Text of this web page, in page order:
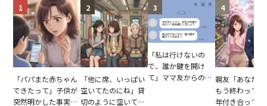
1
「パパまた赤ちゃん
できたって」子供が
突然明かした事実。
2
「他に席、いっぱい
空いてたのにね」貸
切のように空いてる
3
「私は行けないの
で、誰か鍵を開け
て」ママ友からの
4
親友「あなた
もう終わって
年付き合って